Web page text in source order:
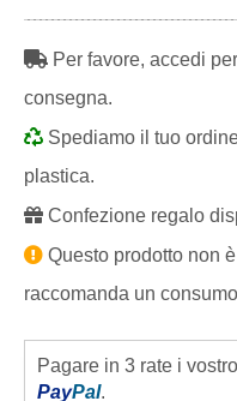
Per favore, accedi
consegna.
Spediamo il tuo
plastica.
Confezione regalo
Questo prodotto non
raccomanda un
Pagare in 3 rate i
PayPal.